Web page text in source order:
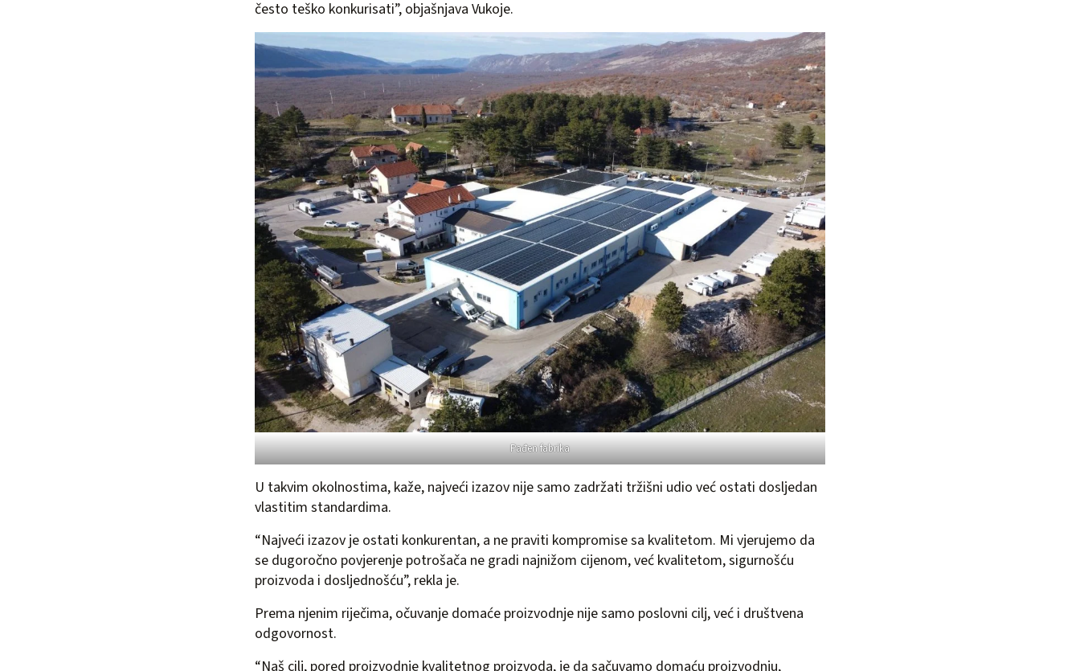
često teško konkurisati”, objašnjava Vukoje.
Pađen fabrika
U takvim okolnostima, kaže, najveći izazov nije samo zadržati tržišni udio već ostati dosljedan
vlastitim standardima.
“Najveći izazov je ostati konkurentan, a ne praviti kompromise sa kvalitetom. Mi vjerujemo da
se dugoročno povjerenje potrošača ne gradi najnižom cijenom, već kvalitetom, sigurnošću
proizvoda i dosljednošću”, rekla je.
Prema njenim riječima, očuvanje domaće proizvodnje nije samo poslovni cilj, već i društvena
odgovornost.
“Naš cilj, pored proizvodnje kvalitetnog proizvoda, je da sačuvamo domaću proizvodnju,